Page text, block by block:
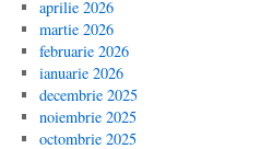
aprilie 2026
martie 2026
februarie 2026
ianuarie 2026
decembrie 2025
noiembrie 2025
octombrie 2025